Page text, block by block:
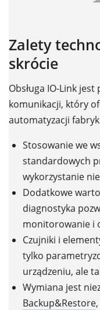
Zalety
skrócie
Obsługa IO-Link
komunikacji, który
automatyzacji
Stosowanie we
standardowych
wykorzystanie
Dodatkowe
diagnostyka
monitorowanie i
Czujniki i
tylko
urządzeniu, ale
Wymiana jest
Backup&Restore